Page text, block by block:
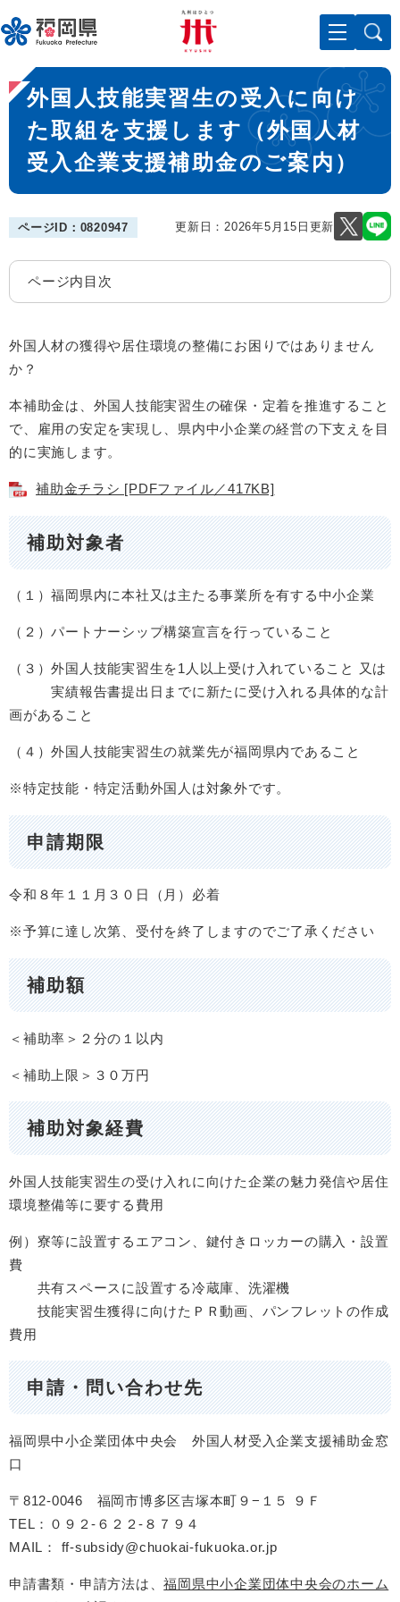
ー
ジ
先
頭
メニューを飛ばして本文へ
本
文
外国人技能実習生の受入に向け
た取組を支援します（外国人材
受入企業支援補助金のご案内）
ページID：0820947 更新日：2026年5月15日更新
ページ内目次
外国人材の獲得や居住環境の整備にお困りではありません
か？
本補助金は、外国人技能実習生の確保・定着を推進すること
で、雇用の安定を実現し、県内中小企業の経営の下支えを目
的に実施します。
補助金チラシ [PDFファイル／417KB]
補助対象者
（１）福岡県内に本社又は主たる事業所を有する中小企業
（２）パートナーシップ構築宣言を行っていること
（３）外国人技能実習生を1人以上受け入れていること 又は
実績報告書提出日までに新たに受け入れる具体的な計
画があること
（４）外国人技能実習生の就業先が福岡県内であること
※特定技能・特定活動外国人は対象外です。
申請期限
令和８年１１月３０日（月）必着
※予算に達し次第、受付を終了しますのでご了承ください
​補助額
＜補助率＞２分の１以内
＜補助上限＞３０万円
補助対象経費
外国人技能実習生の受け入れに向けた企業の魅力発信や居住
環境整備等に要する費用
例）寮等に設置するエアコン、鍵付きロッカーの購入・設置
費
共有スペースに設置する冷蔵庫、洗濯機​
​ 技能実習生獲得に向けたＰＲ動画、パンフレットの作成
費用
申請・問い合わせ先
福岡県中小企業団体中央会 外国人材受入企業支援補助金窓
口
〒812-0046 福岡市博多区吉塚本町９−１５ ９Ｆ
TEL：０９２-６２２-８７９４
MAIL： ff-subsidy@chuokai-fukuoka.or.jp
申請書類・申請方法は、福岡県中小企業団体中央会のホーム